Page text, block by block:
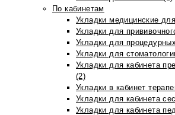
По кабинетам
Укладки медицинские
Укладки для
Укладки для
Укладки для
Укладки для кабинета
(2)
Укладки в кабинет
Укладки для кабинета
Укладки для кабинета